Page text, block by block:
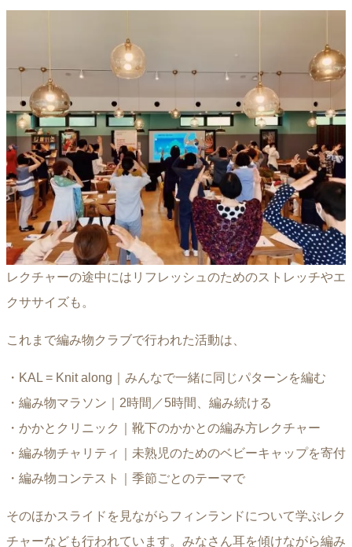
レクチャーの途中にはリフレッシュのためのストレッチやエ
クササイズも。
これまで編み物クラブで行われた活動は、
・KAL = Knit along｜みんなで一緒に同じパターンを編む
・編み物マラソン｜2時間／5時間、編み続ける
・かかとクリニック｜靴下のかかとの編み方レクチャー
・編み物チャリティ｜未熟児のためのベビーキャップを寄付
・編み物コンテスト｜季節ごとのテーマで
そのほかスライドを見ながらフィンランドについて学ぶレク
チャーなども行われています。みなさん耳を傾けながら編み